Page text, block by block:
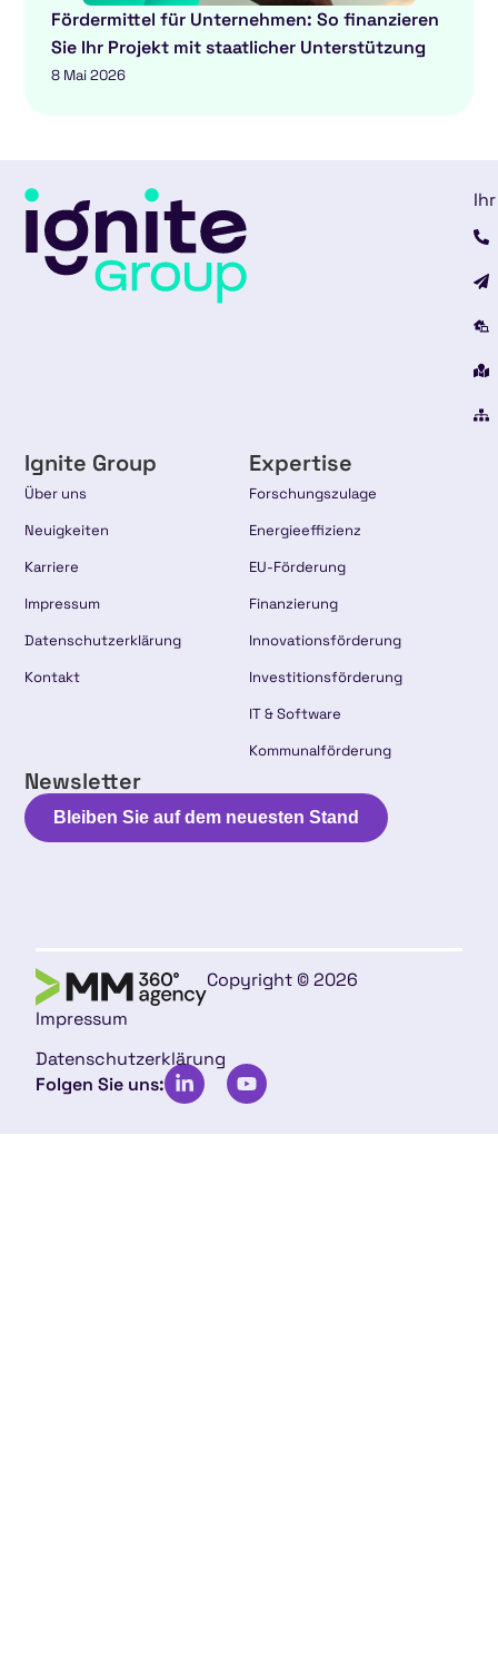
Fördermittel für Unternehmen: So finanzieren
Sie Ihr Projekt mit staatlicher Unterstützung
8 Mai 2026
Ignite Group
Über uns
Neuigkeiten
Karriere
Impressum
Datenschutzerklärung
Kontakt
Expertise
Forschungszulage
Energieeffizienz
EU-Förderung
Finanzierung
Innovationsförderung
Investitionsförderung
IT & Software
Kommunalförderung
Newsletter
Bleiben Sie auf dem neuesten Stand
Copyright © 2026
Impressum
Datenschutzerklärung
Folgen Sie uns: